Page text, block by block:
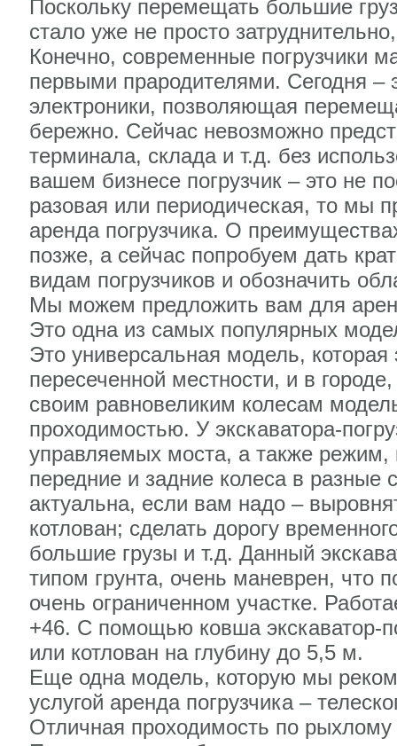
Поскольку перемещать большие
стало уже не просто
Конечно, современные погрузчики
первыми прародителями. Сегодня –
электроники, позволяющая
бережно. Сейчас невозможно
терминала, склада и т.д. без
вашем бизнесе погрузчик – это не
разовая или периодическая, то мы
аренда погрузчика. О
позже, а сейчас попробуем дать
видам погрузчиков и обозначить
Мы можем предложить вам для
Это одна из самых популярных
Это универсальная модель,
пересеченной местности, и в
своим равновеликим колесам
проходимостью. У экскаватора-
управляемых моста, а также режим,
передние и задние колеса в разные
актуальна, если вам надо –
котлован; сделать дорогу
большие грузы и т.д. Данный
типом грунта, очень маневрен, что
очень ограниченном участке.
+46. С помощью ковша экскаватор-
или котлован на глубину до 5,5 м.
Еще одна модель, которую мы
услугой аренда погрузчика –
Отличная проходимость по